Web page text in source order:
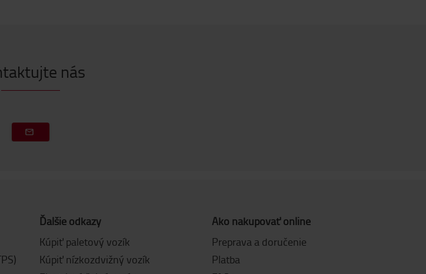
nás
Ďalšie odkazy
Kúpiť paletový vozík
Kúpiť nízkozdvižný vozík
Ako nakupovať online
Preprava a doručenie
Platba